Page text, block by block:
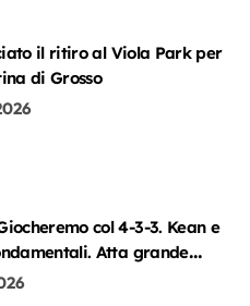
il ritiro al Viola Park per
di Grosso
col 4-3-3. Kean e
Atta grande